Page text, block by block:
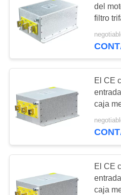
Arrancador
del motor
Reactor
del
filtro
VFD
El CE
caja
El CE
caja